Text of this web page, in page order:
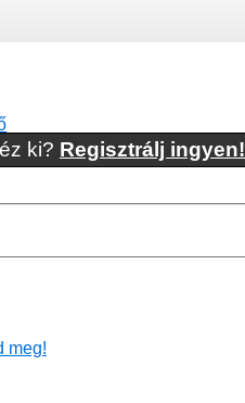
ki? Regisztrálj ingyen!
meg!